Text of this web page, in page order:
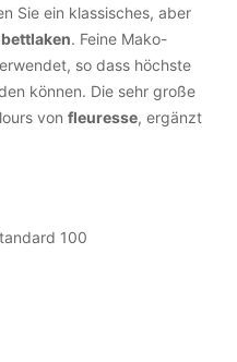
Sie ein klassisches, aber
. Feine Mako-
so dass höchste
können. Die sehr große
von fleuresse, ergänzt
100